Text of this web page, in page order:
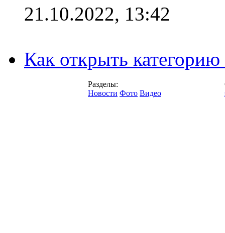
21.10.2022, 13:42
Как открыть
Разделы:
Новости Фото Видео